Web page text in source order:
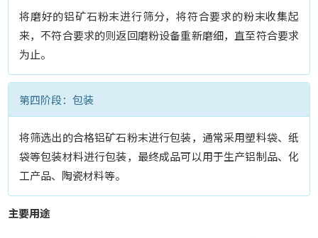
将磨好的铝矿石粉末进行筛分，将符合要求的粉末收集起
来，不符合要求的则返回磨粉设备重新磨细，直至符合要求
为止。
第四阶段：包装
将筛选出的合格铝矿石粉末进行包装，通常采用塑料袋、纸
袋等包装材料进行包装，最终成品可以用于生产铝制品、化
工产品、陶瓷材料等。
主要用途